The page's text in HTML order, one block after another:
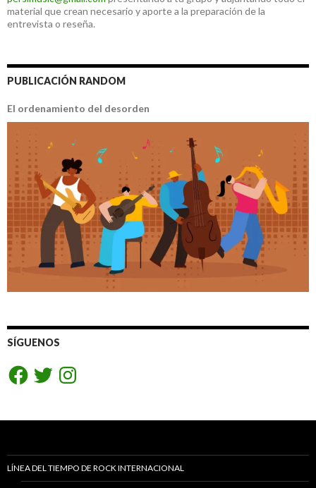
material que crean necesario y aporte a la preparación de la
entrevista o reseña.
PUBLICACIÓN RANDOM
El ordenamiento del desorden
SÍGUENOS
FacebookTwitterInstagram
LÍNEA DEL TIEMPO DE ROCK INTERNACIONAL